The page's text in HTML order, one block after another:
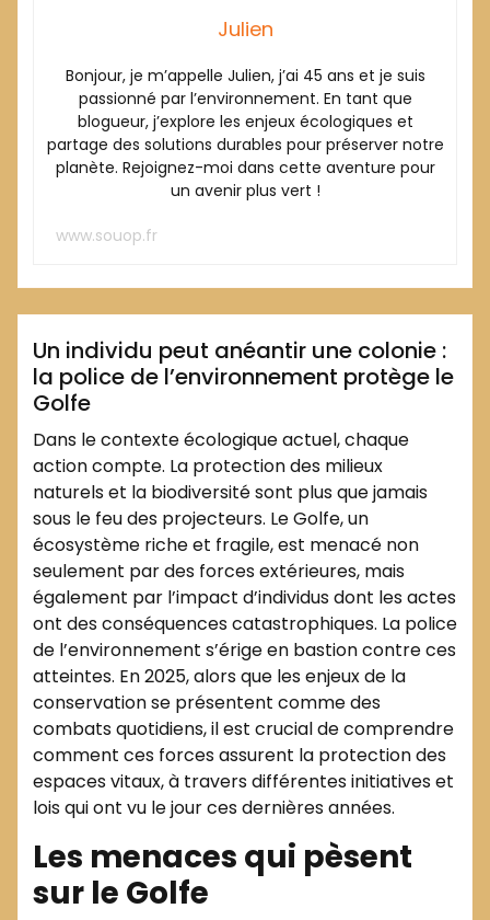
Julien
Bonjour, je m’appelle Julien, j’ai 45 ans et je suis
passionné par l’environnement. En tant que
blogueur, j’explore les enjeux écologiques et
partage des solutions durables pour préserver notre
planète. Rejoignez-moi dans cette aventure pour
un avenir plus vert !
www.souop.fr
Environnement
Julienl'environnement,protection de la nature
Un individu peut anéantir une colonie :
la police de l’environnement protège le
Golfe
Dans le contexte écologique actuel, chaque
action compte. La protection des milieux
naturels et la biodiversité sont plus que jamais
sous le feu des projecteurs. Le Golfe, un
écosystème riche et fragile, est menacé non
seulement par des forces extérieures, mais
également par l’impact d’individus dont les actes
ont des conséquences catastrophiques. La police
de l’environnement s’érige en bastion contre ces
atteintes. En 2025, alors que les enjeux de la
conservation se présentent comme des
combats quotidiens, il est crucial de comprendre
comment ces forces assurent la protection des
espaces vitaux, à travers différentes initiatives et
lois qui ont vu le jour ces dernières années.
Les menaces qui pèsent
sur le Golfe